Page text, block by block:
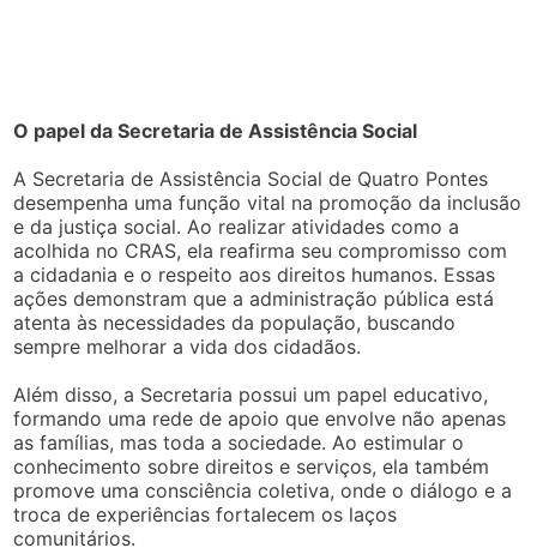
O papel da Secretaria de Assistência Social
A Secretaria de Assistência Social de Quatro Pontes
desempenha uma função vital na promoção da inclusão
e da justiça social. Ao realizar atividades como a
acolhida no CRAS, ela reafirma seu compromisso com
a cidadania e o respeito aos direitos humanos. Essas
ações demonstram que a administração pública está
atenta às necessidades da população, buscando
sempre melhorar a vida dos cidadãos.
Além disso, a Secretaria possui um papel educativo,
formando uma rede de apoio que envolve não apenas
as famílias, mas toda a sociedade. Ao estimular o
conhecimento sobre direitos e serviços, ela também
promove uma consciência coletiva, onde o diálogo e a
troca de experiências fortalecem os laços
comunitários.